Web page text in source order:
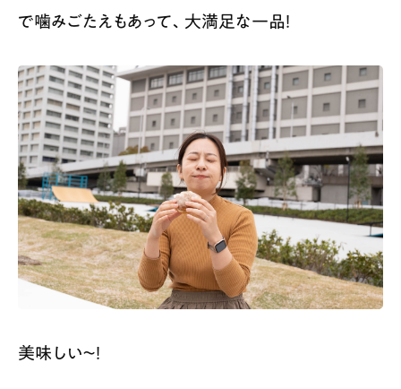
で噛みごたえもあって、大満足な一品！
美味しい〜！